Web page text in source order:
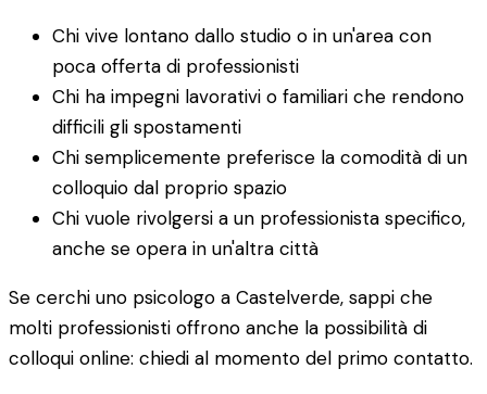
Chi vive lontano dallo studio o in un'area con
poca offerta di professionisti
Chi ha impegni lavorativi o familiari che rendono
difficili gli spostamenti
Chi semplicemente preferisce la comodità di un
colloquio dal proprio spazio
Chi vuole rivolgersi a un professionista specifico,
anche se opera in un'altra città
Se cerchi uno psicologo a Castelverde, sappi che
molti professionisti offrono anche la possibilità di
colloqui online: chiedi al momento del primo contatto.